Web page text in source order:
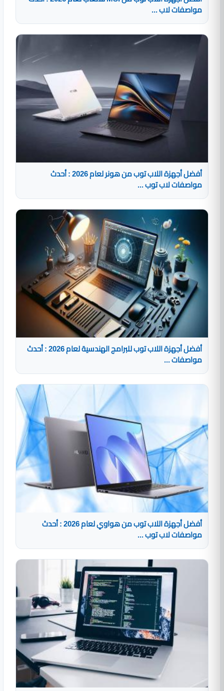
مواصفات لاب ...
أفضل أجهزة اللاب توب من هونر لعام 2026 : أحدث
مواصفات لاب توب ...
أفضل أجهزة اللاب توب للبرامج الهندسية لعام 2026 : أحدث
مواصفات ...
أفضل أجهزة اللاب توب من هواوي لعام 2026 : أحدث
مواصفات لاب توب ...